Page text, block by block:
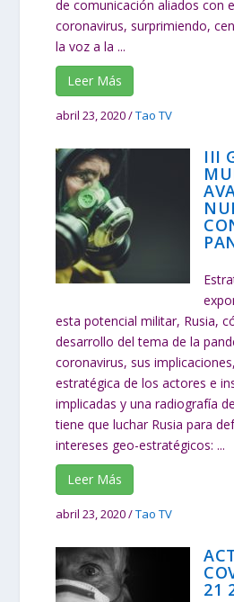
de comunicación aliados con
coronavirus, surprimiendo,
la voz a la ...
Leer Más
abril 23, 2020/Tao TV
III
esta potencial militar, Rusia,
desarrollo del tema de la
coronavirus, sus
estratégica de los actores e
implicadas y una radiografía
tiene que luchar Rusia para
intereses geo-estratégicos: ...
Leer Más
abril 23, 2020/Tao TV
21